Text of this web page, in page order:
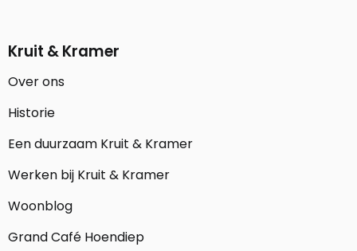
Kruit & Kramer
Over ons
Historie
Een duurzaam Kruit & Kramer
Werken bij Kruit & Kramer
Woonblog
Grand Café Hoendiep